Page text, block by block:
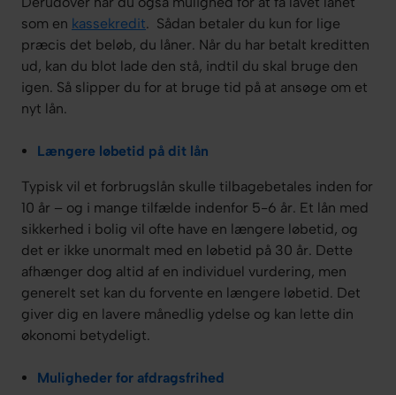
som en kassekredit. Sådan betaler du kun for lige
præcis det beløb, du låner. Når du har betalt kreditten
ud, kan du blot lade den stå, indtil du skal bruge den
igen. Så slipper du for at bruge tid på at ansøge om et
nyt lån.
Længere løbetid på dit lån
Typisk vil et forbrugslån skulle tilbagebetales inden for
10 år – og i mange tilfælde indenfor 5-6 år. Et lån med
sikkerhed i bolig vil ofte have en længere løbetid, og
det er ikke unormalt med en løbetid på 30 år. Dette
afhænger dog altid af en individuel vurdering, men
generelt set kan du forvente en længere løbetid. Det
giver dig en lavere månedlig ydelse og kan lette din
økonomi betydeligt.
Muligheder for afdragsfrihed